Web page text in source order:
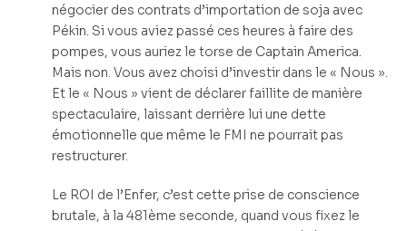
négocier des contrats d’importation de soja avec
Pékin. Si vous aviez passé ces heures à faire des
pompes, vous auriez le torse de Captain America.
Mais non. Vous avez choisi d’investir dans le « Nous ».
Et le « Nous » vient de déclarer faillite de manière
spectaculaire, laissant derrière lui une dette
émotionnelle que même le FMI ne pourrait pas
restructurer.
Le ROI de l’Enfer, c’est cette prise de conscience
brutale, à la 481ème seconde, quand vous fixez le